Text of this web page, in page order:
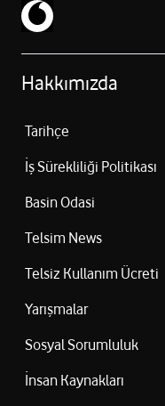
Hakkımızda
Tarihçe
İş Sürekliliği Politikası
Basin Odasi
Telsim News
Telsiz Kullanım Ücreti
Yarışmalar
Sosyal Sorumluluk
İnsan Kaynakları